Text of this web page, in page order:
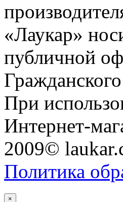
«Лаукар»
публичной
При
Интернет-
2009©
Политика
×